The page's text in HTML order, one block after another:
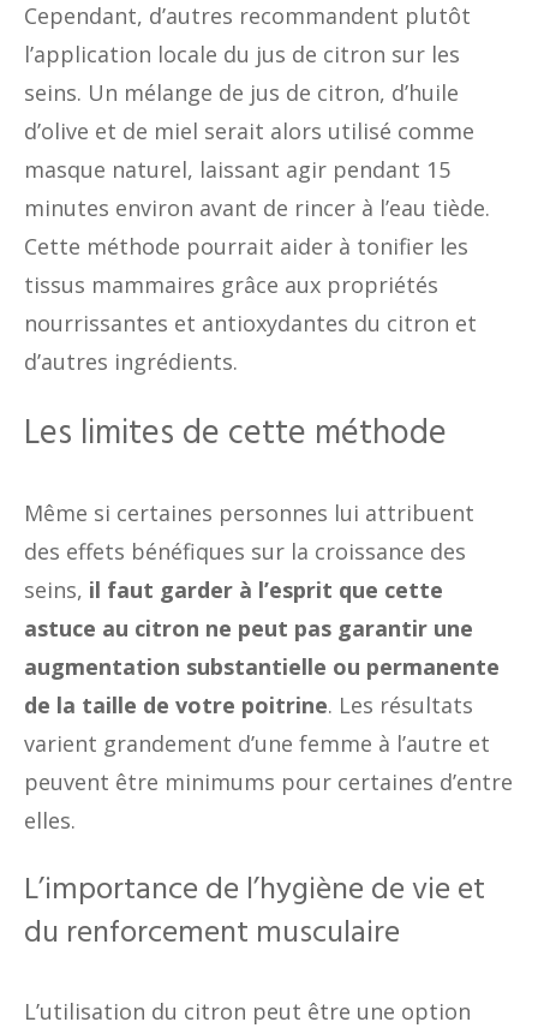
Cependant, d’autres recommandent plutôt
l’application locale du jus de citron sur les
seins. Un mélange de jus de citron, d’huile
d’olive et de miel serait alors utilisé comme
masque naturel, laissant agir pendant 15
minutes environ avant de rincer à l’eau tiède.
Cette méthode pourrait aider à tonifier les
tissus mammaires grâce aux propriétés
nourrissantes et antioxydantes du citron et
d’autres ingrédients.
Les limites de cette méthode
Même si certaines personnes lui attribuent
des effets bénéfiques sur la croissance des
seins, il faut garder à l’esprit que cette
astuce au citron ne peut pas garantir une
augmentation substantielle ou permanente
de la taille de votre poitrine. Les résultats
varient grandement d’une femme à l’autre et
peuvent être minimums pour certaines d’entre
elles.
L’importance de l’hygiène de vie et
du renforcement musculaire
L’utilisation du citron peut être une option